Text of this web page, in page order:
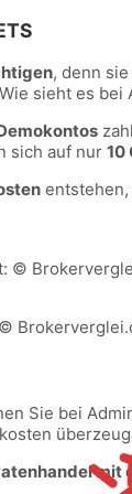
, denn
sieht es bei
sich auf nur 10
©
Sie bei
mit